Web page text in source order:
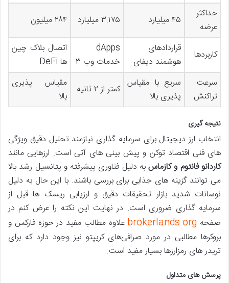
حداکثر
عرضه
۴۵ میلیارد ۳.۱۷۵ میلیارد ۲۸۴ میلیون
کاربردها
قراردادهای
هوشمند دیفای
dApps
خدمات وب ۳
اتصال بلاک چین
ها DeFi
سرعت
تراکنش
سریع با مقیاس
پذیری بالا
کمتر از ۲ ثانیه
مقیاس پذیری
بالا
نتیجه گیری
انتخاب ارز دیجیتال برای سرمایه گذاری نیازمند تحلیل دقیق ویژگی
های فنی اقتصاد توکن و پیش بینی های آتی است. ارزهایی مانند
کاردانو فانتوم و کازماسبه دلیل فناوری پیشرفته و پتانسیل رشد بالا
می توانند گزینه های جذابی برای بررسی باشند. با این حال به دلیل
نوسانات شدید بازار تحقیقات دقیق و ارزیابی ریسک ها قبل از
سرمایه گذاری ضروری است. در نهایت این نکته را عرض کنم در
صفحه brokerlands.org علاوه مطالب مفید در حوزه فارکس و
بروکرها مطالبی در مورد صرافی‌های کریپتو نیز وجود دارد که برای
تریدر های رمزارزها بسیار مفید است.
پرسش های متداول